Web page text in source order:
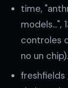
time,
models…",
controles
no un chip).
freshfields